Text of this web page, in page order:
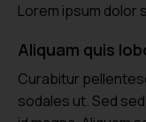
Lorem ipsum dolor
Aliquam quis
Curabitur
sodales ut. Sed